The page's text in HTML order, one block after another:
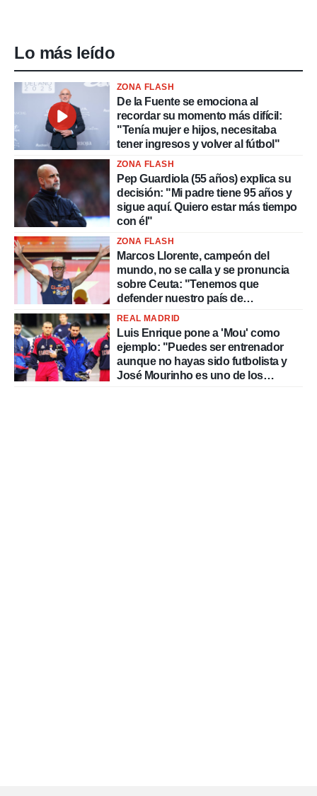
Lo más leído
ZONA FLASH
De la Fuente se emociona al
recordar su momento más difícil:
"Tenía mujer e hijos, necesitaba
tener ingresos y volver al fútbol"
ZONA FLASH
Pep Guardiola (55 años) explica su
decisión: "Mi padre tiene 95 años y
sigue aquí. Quiero estar más tiempo
con él"
ZONA FLASH
Marcos Llorente, campeón del
mundo, no se calla y se pronuncia
sobre Ceuta: "Tenemos que
defender nuestro país de
delincuentes"
REAL MADRID
Luis Enrique pone a 'Mou' como
ejemplo: "Puedes ser entrenador
aunque no hayas sido futbolista y
José Mourinho es uno de los